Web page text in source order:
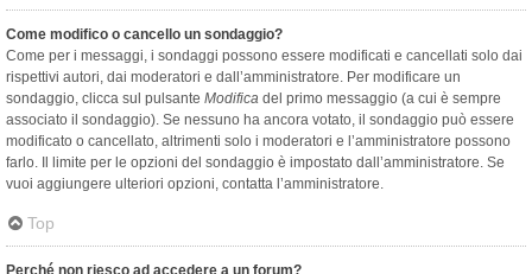
Come modifico o cancello un sondaggio?
Come per i messaggi, i sondaggi possono essere modificati e cancellati solo dai
rispettivi autori, dai moderatori e dall’amministratore. Per modificare un
sondaggio, clicca sul pulsante Modifica del primo messaggio (a cui è sempre
associato il sondaggio). Se nessuno ha ancora votato, il sondaggio può essere
modificato o cancellato, altrimenti solo i moderatori e l’amministratore possono
farlo. Il limite per le opzioni del sondaggio è impostato dall’amministratore. Se
vuoi aggiungere ulteriori opzioni, contatta l’amministratore.
Top
Perché non riesco ad accedere a un forum?